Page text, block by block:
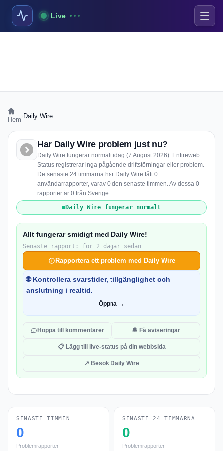
Live
Hem Daily Wire
Har Daily Wire problem just nu?
Daily Wire fungerar normalt idag (7 August 2026). Entireweb
Status registrerar inga pågående driftstörningar eller problem.
De senaste 24 timmarna har Daily Wire fått 0
användarrapporter, varav 0 den senaste timmen. Av dessa 0
rapporter är 0 från Sverige
Daily Wire fungerar normalt
Allt fungerar smidigt med Daily Wire!
Senaste rapport: för 2 dagar sedan
Rapportera ett problem med Daily Wire
🌐 Kontrollera svarstider, tillgänglighet och
anslutning i realtid.
Öppna →
Hoppa till kommentarer 🔔 Få aviseringar
📋 Lägg till live-status på din webbsida
↗ Besök Daily Wire
SENASTE TIMMEN
0
Problemrapporter
SENASTE 24 TIMMARNA
0
Problemrapporter